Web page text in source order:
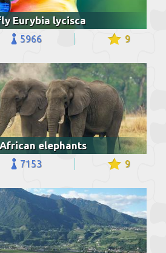
Eurybia lycisca
5966 9
elephants
7153 9